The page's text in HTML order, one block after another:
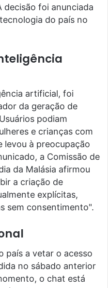
decisão foi anunciada
do país no
artificial, foi
da geração de
podiam
e crianças com
levou à preocupação
a Comissão de
da Malásia afirmou
a criação de
explícitas,
sem consentimento".
país a vetar o acesso
no sábado anterior
o chat está